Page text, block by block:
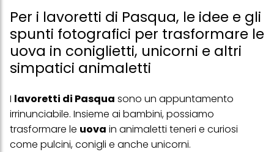
Per i lavoretti di Pasqua, le idee e gli
spunti fotografici per trasformare le
uova in coniglietti, unicorni e altri
simpatici animaletti
I lavoretti di Pasqua sono un appuntamento
irrinunciabile. Insieme ai bambini, possiamo
trasformare le uova in animaletti teneri e curiosi
come pulcini, conigli e anche unicorni.